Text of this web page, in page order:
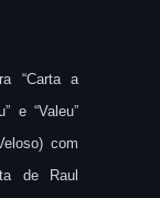
“Carta a
e “Valeu”
com
de Raul